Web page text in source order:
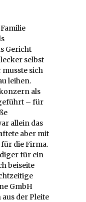
Gericht
selbst
sich
leihen.
als
– für
allein das
aber mit
die Firma.
für ein
beiseite
GmbH
der Pleite